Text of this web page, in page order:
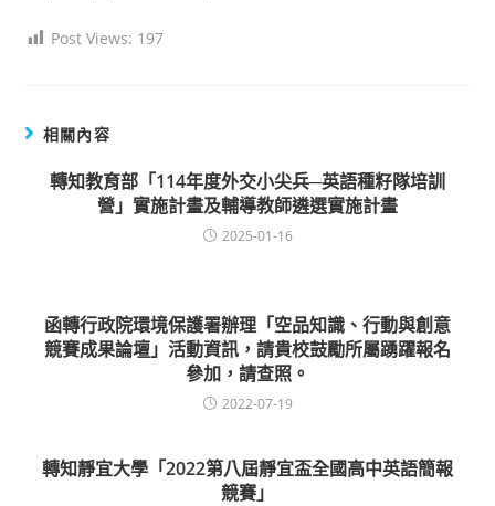
Post Views: 197
相關內容
轉知教育部「114年度外交小尖兵─英語種籽隊培訓
營」實施計畫及輔導教師遴選實施計畫
2025-01-16
函轉行政院環境保護署辦理「空品知識、行動與創意
競賽成果論壇」活動資訊，請貴校鼓勵所屬踴躍報名
參加，請查照。
2022-07-19
轉知靜宜大學「2022第八屆靜宜盃全國高中英語簡報
競賽」